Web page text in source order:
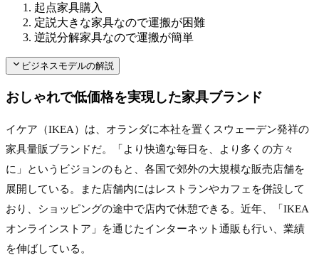
起点家具購入
定説大きな家具なので運搬が困難
逆説分解家具なので運搬が簡単
ビジネスモデルの解説
おしゃれで低価格を実現した家具ブランド
イケア（IKEA）は、オランダに本社を置くスウェーデン発祥の
家具量販ブランドだ。「より快適な毎日を、より多くの方々
に」というビジョンのもと、各国で郊外の大規模な販売店舗を
展開している。また店舗内にはレストランやカフェを併設して
おり、ショッピングの途中で店内で休憩できる。近年、「IKEA
オンラインストア」を通じたインターネット通販も行い、業績
を伸ばしている。